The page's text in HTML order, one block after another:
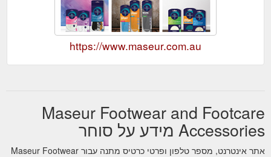
https://www.maseur.com.au
Maseur Footwear and Footcare
Accessories מידע על סוחר
אתר אינטרנט, מספר טלפון ופרטי כרטיס מתנה עבור Maseur Footwear